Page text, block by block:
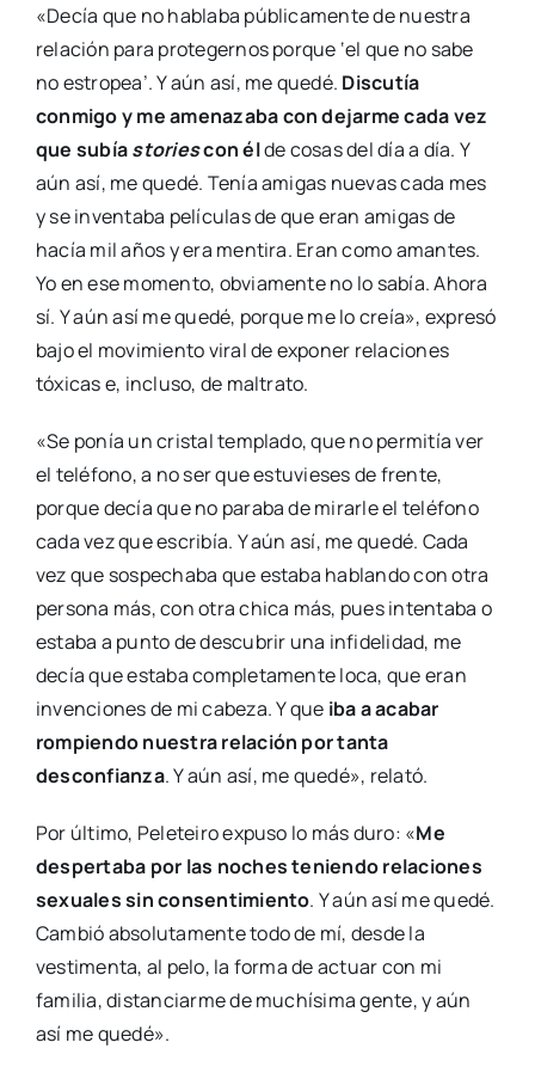
«Decía que no hablaba públicamente de nuestra
relación para protegernos porque ‘el que no sabe
no estropea’. Y aún así, me quedé. Discutía
conmigo y me amenazaba con dejarme cada vez
que subíastoriescon élde cosas del día a día. Y
aún así, me quedé. Tenía amigas nuevas cada mes
y se inventaba películas de que eran amigas de
hacía mil años y era mentira. Eran como amantes.
Yo en ese momento, obviamente no lo sabía. Ahora
sí. Y aún así me quedé, porque me lo creía», expresó
bajo el movimiento viral de exponer relaciones
tóxicas e, incluso, de maltrato.
«Se ponía un cristal templado, que no permitía ver
el teléfono, a no ser que estuvieses de frente,
porque decía que no paraba de mirarle el teléfono
cada vez que escribía. Y aún así, me quedé. Cada
vez que sospechaba que estaba hablando con otra
persona más, con otra chica más, pues intentaba o
estaba a punto de descubrir una infidelidad, me
decía que estaba completamente loca, que eran
invenciones de mi cabeza. Y que iba a acabar
rompiendo nuestra relación por tanta
desconfianza. Y aún así, me quedé», relató.
Por último, Peleteiro expuso lo más duro: «Me
despertaba por las noches teniendo relaciones
sexuales sin consentimiento. Y aún así me quedé.
Cambió absolutamente todo de mí, desde la
vestimenta, al pelo, la forma de actuar con mi
familia, distanciarme de muchísima gente, y aún
así me quedé».